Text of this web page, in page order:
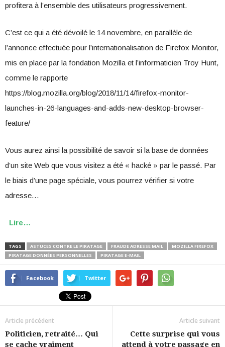
profitera à l’ensemble des utilisateurs progressivement.
C’est ce qui a été dévoilé le 14 novembre, en parallèle de
l’annonce effectuée pour l’internationalisation de Firefox Monitor,
mis en place par la fondation Mozilla et l’informaticien Troy Hunt,
comme le rapporte
https://blog.mozilla.org/blog/2018/11/14/firefox-monitor-
launches-in-26-languages-and-adds-new-desktop-browser-
feature/
Vous aurez ainsi la possibilité de savoir si la base de données
d’un site Web que vous visitez a été « hacké » par le passé. Par
le biais d’une page spéciale, vous pourrez vérifier si votre
adresse…
Lire…
TAGS ASTUCES CONTRE LE PIRATAGE FRAUDE ADRESSE MAIL
MOZILLA FIREFOX
PIRATAGE DONNÉES PERSONNELLES
PIRATAGE E-MAIL
Facebook Twitter
Article précédent
Politicien, retraité… Qui
se cache vraiment
Article suivant
Cette surprise qui vous
attend à votre passage en